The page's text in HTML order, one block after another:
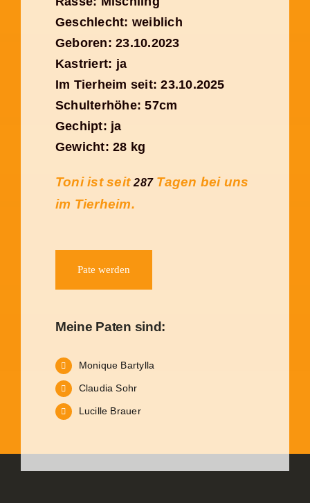
Geschlecht: weiblich
Geboren: 23.10.2023
Kastriert: ja
Im Tierheim seit: 23.10.2025
Schulterhöhe: 57cm
Gechipt: ja
Gewicht: 28 kg
Toni ist seit287Tagen bei uns
im Tierheim.
Pate werden
Meine Paten sind:
Monique Bartylla
Claudia Sohr
Lucille Brauer